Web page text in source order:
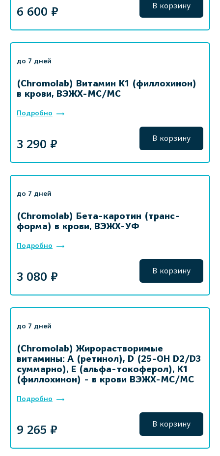
6 600 ₽ В корзину
до 7 дней
(Chromolab) Витамин K1 (филлохинон)
в крови, ВЭЖХ-МС/МС
Подробно
3 290 ₽ В корзину
до 7 дней
(Chromolab) Бета-каротин (транс-
форма) в крови, ВЭЖХ-УФ
Подробно
3 080 ₽ В корзину
до 7 дней
(Chromolab) Жирорастворимые
витамины: A (ретинол), D (25-OH D2/D3
суммарно), E (альфа-токоферол), K1
(филлохинон) - в крови ВЭЖХ-МС/МС
Подробно
9 265 ₽ В корзину